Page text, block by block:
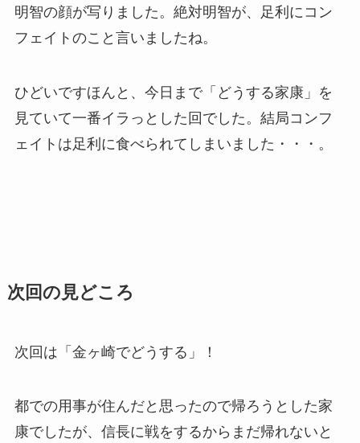
明智の顔が写りました。絶対明智が、足利にコン
フェイトのこと言いましたね。
ひどいですほんと、今日まで「どうする家康」を
見ていて一番イラっとした回でした。結局コンフ
ェイトは足利に食べられてしまいました・・・。
次回の見どころ
次回は「金ヶ崎でどうする」！
都での用事が住んだと思ったので帰ろうとした家
康でしたが、信長に戦をするからまだ帰れないと